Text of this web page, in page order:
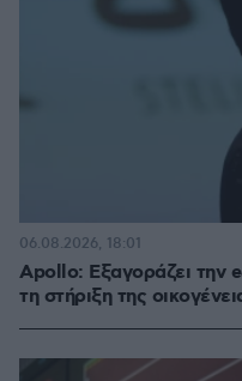
Apollo: Εξαγοράζει την
τη στήριξη της
06.08.2026, 18:01